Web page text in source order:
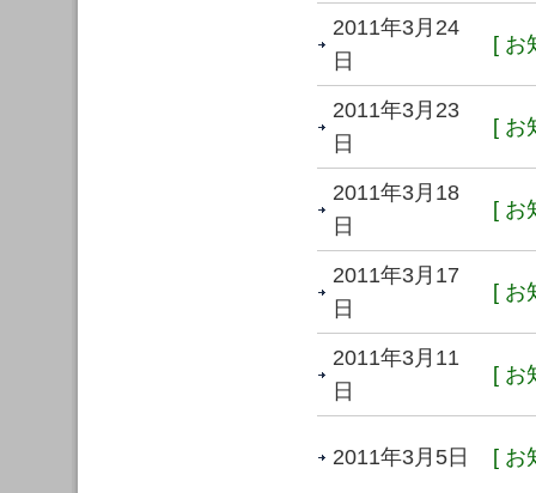
2011年3月24
日
[ お
2011年3月23
日
[ お
2011年3月18
日
[ お
2011年3月17
日
[ お
2011年3月11
日
[ お
2011年3月5日 [ お